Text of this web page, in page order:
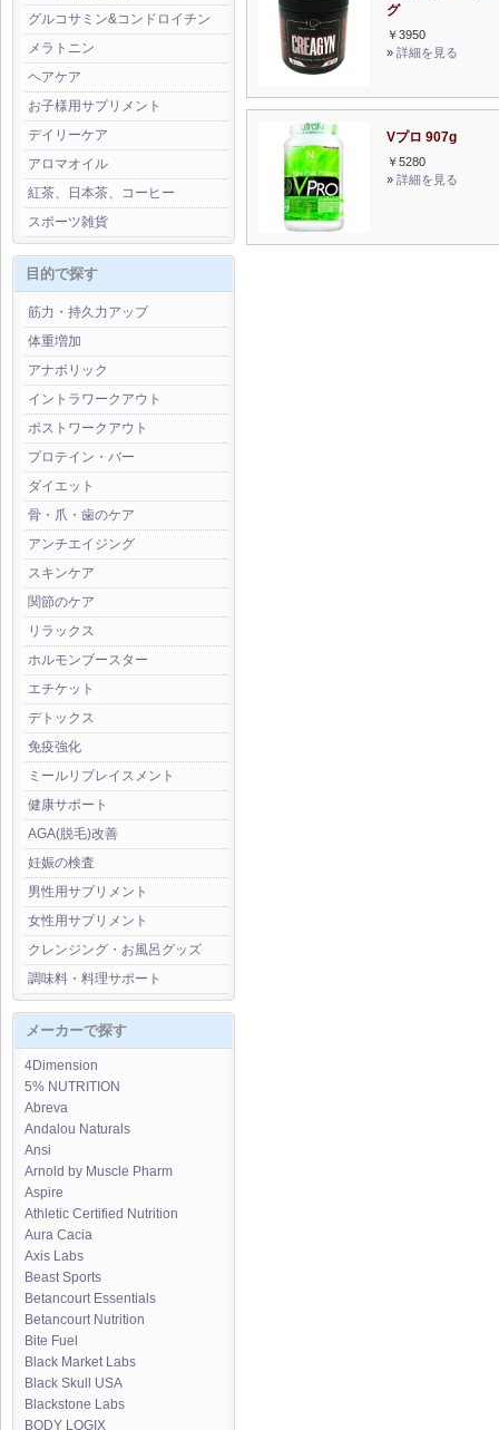
グルコサミン&コンドロイチン
メラトニン
ヘアケア
お子様用サプリメント
デイリーケア
アロマオイル
紅茶、日本茶、コーヒー
スポーツ雑貨
目的で探す
筋力・持久力アップ
体重増加
アナボリック
イントラワークアウト
ポストワークアウト
プロテイン・バー
ダイエット
骨・爪・歯のケア
アンチエイジング
スキンケア
関節のケア
リラックス
ホルモンブースター
エチケット
デトックス
免疫強化
ミールリプレイスメント
健康サポート
AGA(脱毛)改善
妊娠の検査
男性用サプリメント
女性用サプリメント
クレンジング・お風呂グッズ
調味料・料理サポート
メーカーで探す
4Dimension
5% NUTRITION
Abreva
Andalou Naturals
Ansi
Arnold by Muscle Pharm
Aspire
Athletic Certified Nutrition
Aura Cacia
Axis Labs
Beast Sports
Betancourt Essentials
Betancourt Nutrition
Bite Fuel
Black Market Labs
Black Skull USA
Blackstone Labs
BODY LOGIX
グ
￥3950
» 詳細を見る
Vプロ 907g
￥5280
» 詳細を見る